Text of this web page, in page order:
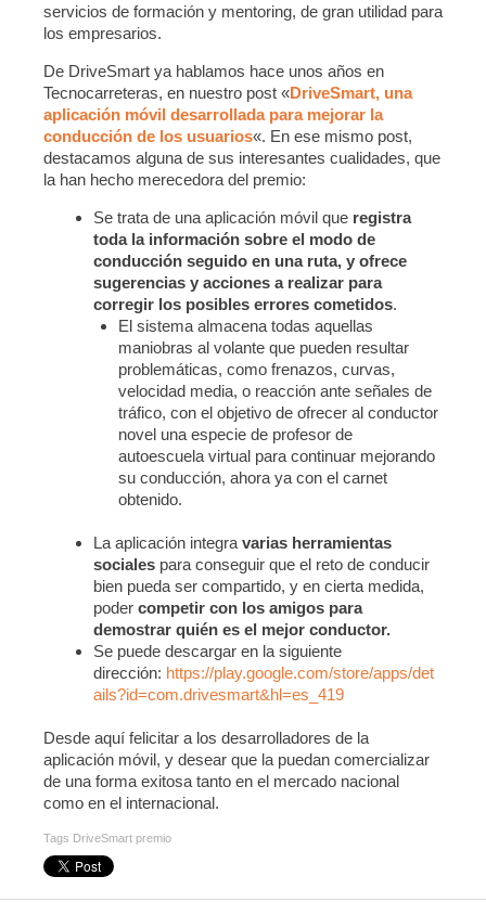
servicios de formación y mentoring, de gran utilidad para
los empresarios.
De DriveSmart ya hablamos hace unos años en
Tecnocarreteras, en nuestro post «DriveSmart, una
aplicación móvil desarrollada para mejorar la
conducción de los usuarios«. En ese mismo post,
destacamos alguna de sus interesantes cualidades, que
la han hecho merecedora del premio:
Se trata de una aplicación móvil que registra
toda la información sobre el modo de
conducción seguido en una ruta, y ofrece
sugerencias y acciones a realizar para
corregir los posibles errores cometidos.
El sistema almacena todas aquellas
maniobras al volante que pueden resultar
problemáticas, como frenazos, curvas,
velocidad media, o reacción ante señales de
tráfico, con el objetivo de ofrecer al conductor
novel una especie de profesor de
autoescuela virtual para continuar mejorando
su conducción, ahora ya con el carnet
obtenido.
La aplicación integravarias herramientas
sociales para conseguir que el reto de conducir
bien pueda ser compartido, y en cierta medida,
podercompetir con los amigos para
demostrar quién es el mejor conductor.
Se puede descargar en la siguiente
dirección: https://play.google.com/store/apps/det
ails?id=com.drivesmart&hl=es_419
Desde aquí felicitar a los desarrolladores de la
aplicación móvil, y desear que la puedan comercializar
de una forma exitosa tanto en el mercado nacional
como en el internacional.
Tags DriveSmart premio